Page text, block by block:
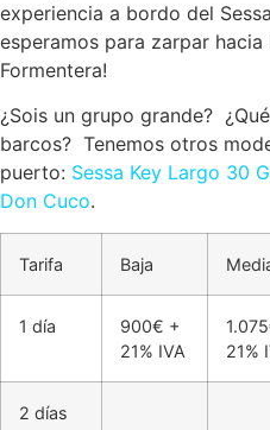
experiencia a bordo del
esperamos para zarpar
Formentera!
¿Sois un grupo grande?
barcos? Tenemos otros
puerto: Sessa Key Largo 30
Don Cuco.
Tarifa Baja
1 día
900€ +
21% IVA
21%
2 días